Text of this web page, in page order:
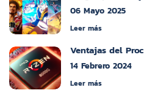
06 Mayo 2025
Leer más
Ventajas del
14 Febrero 2024
Leer más